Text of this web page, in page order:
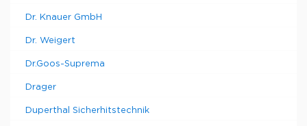
Dr. Knauer GmbH
Dr. Weigert
Dr.Goos-Suprema
Drager
Duperthal Sicherhitstechnik